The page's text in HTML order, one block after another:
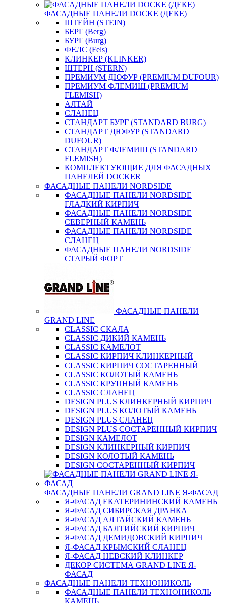
ФАСАДНЫЕ ПАНЕЛИ DOCKE (ДЕКЕ)
ШТЕЙН (STEIN)
БЕРГ (Berg)
БУРГ (Burg)
ФЕЛС (Fels)
КЛИНКЕР (KLINKER)
ШТЕРН (STERN)
ПРЕМИУМ ДЮФУР (PREMIUM DUFOUR)
ПРЕМИУМ ФЛЕМИШ (PREMIUM
FLEMISH)
АЛТАЙ
СЛАНЕЦ
СТАНДАРТ БУРГ (STANDARD BURG)
СТАНДАРТ ДЮФУР (STANDARD
DUFOUR)
СТАНДАРТ ФЛЕМИШ (STANDARD
FLEMISH)
КОМПЛЕКТУЮЩИЕ ДЛЯ ФАСАДНЫХ
ПАНЕЛЕЙ DOCKER
ФАСАДНЫЕ ПАНЕЛИ NORDSIDE
ФАСАДНЫЕ ПАНЕЛИ NORDSIDE
ГЛАДКИЙ КИРПИЧ
ФАСАДНЫЕ ПАНЕЛИ NORDSIDE
СЕВЕРНЫЙ КАМЕНЬ
ФАСАДНЫЕ ПАНЕЛИ NORDSIDE
СЛАНЕЦ
ФАСАДНЫЕ ПАНЕЛИ NORDSIDE
СТАРЫЙ ФОРТ
ФАСАДНЫЕ ПАНЕЛИ
GRAND LINE
CLASSIC СКАЛА
CLASSIC ДИКИЙ КАМЕНЬ
CLASSIC КАМЕЛОТ
CLASSIC КИРПИЧ КЛИНКЕРНЫЙ
CLASSIC КИРПИЧ СОСТАРЕННЫЙ
CLASSIC КОЛОТЫЙ КАМЕНЬ
CLASSIC КРУПНЫЙ КАМЕНЬ
CLASSIC СЛАНЕЦ
DESIGN PLUS КЛИНКЕРНЫЙ КИРПИЧ
DESIGN PLUS КОЛОТЫЙ КАМЕНЬ
DESIGN PLUS СЛАНЕЦ
DESIGN PLUS СОСТАРЕННЫЙ КИРПИЧ
DESIGN КАМЕЛОТ
DESIGN КЛИНКЕРНЫЙ КИРПИЧ
DESIGN КОЛОТЫЙ КАМЕНЬ
DESIGN СОСТАРЕННЫЙ КИРПИЧ
ФАСАДНЫЕ ПАНЕЛИ GRAND LINE Я-ФАСАД
Я-ФАСАД ЕКАТЕРИНИНСКИЙ КАМЕНЬ
Я-ФАСАД СИБИРСКАЯ ДРАНКА
Я-ФАСАД АЛТАЙСКИЙ КАМЕНЬ
Я-ФАСАД БАЛТИЙСКИЙ КИРПИЧ
Я-ФАСАД ДЕМИДОВСКИЙ КИРПИЧ
Я-ФАСАД КРЫМСКИЙ СЛАНЕЦ
Я-ФАСАД НЕВСКИЙ КЛИНКЕР
ДЕКОР СИСТЕМА GRAND LINE Я-
ФАСАД
ФАСАДНЫЕ ПАНЕЛИ ТЕХНОНИКОЛЬ
ФАСАДНЫЕ ПАНЕЛИ ТЕХНОНИКОЛЬ
КАМЕНЬ